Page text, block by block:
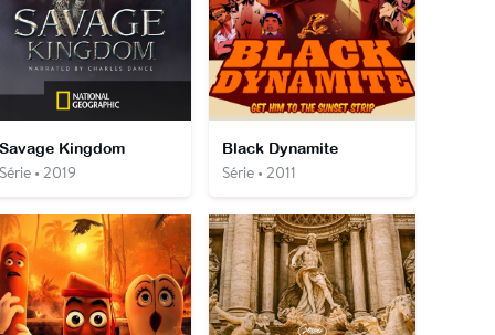
Kingdom
• 2019
Black Dynamite
Série • 2011